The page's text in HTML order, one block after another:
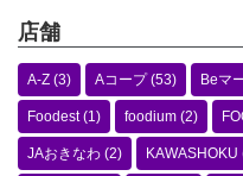
店舗
A-Z (3) Aコープ(53) Beマ
Foodest(1) foodium (2)
JAおきなわ (2) KAWASHOKU